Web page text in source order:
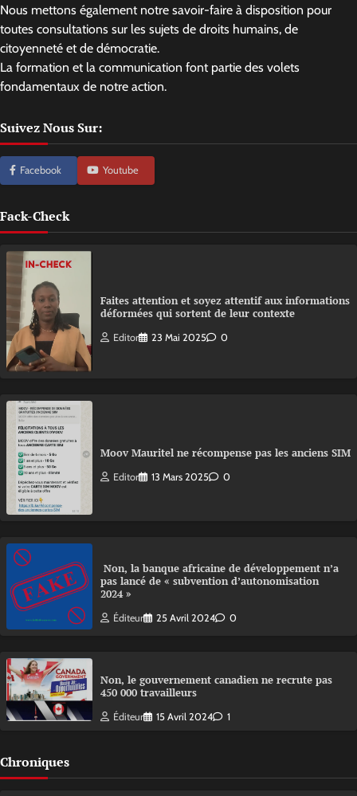
Nous mettons également notre savoir-faire à disposition pour
toutes consultations sur les sujets de droits humains, de
citoyenneté et de démocratie.
La formation et la communication font partie des volets
fondamentaux de notre action.
Suivez Nous Sur:
Facebook Youtube
Fack-Check
Faites attention et soyez attentif aux informations
déformées qui sortent de leur contexte
Editor 23 Mai 2025 0
Moov Mauritel ne récompense pas les anciens SIM
Editor 13 Mars 2025 0
Non, la banque africaine de développement n’a
pas lancé de « subvention d’autonomisation
2024 »
Éditeur 25 Avril 2024 0
Non, le gouvernement canadien ne recrute pas
450 000 travailleurs
Éditeur 15 Avril 2024 1
Chroniques